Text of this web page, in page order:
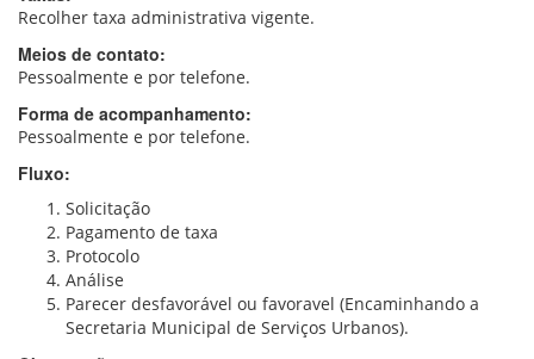
Recolher taxa administrativa vigente.
Meios de contato:
Pessoalmente e por telefone.
Forma de acompanhamento:
Pessoalmente e por telefone.
Fluxo:
Solicitação
Pagamento de taxa
Protocolo
Análise
Parecer desfavorável ou favoravel (Encaminhando a
Secretaria Municipal de Serviços Urbanos).